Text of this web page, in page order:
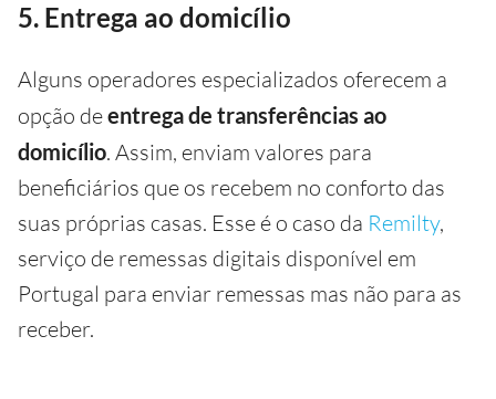
5. Entrega ao domicílio
Alguns operadores especializados oferecem a
opção deentrega de transferências ao
domicílio. Assim, enviam valores para
beneficiários que os recebem no conforto das
suas próprias casas. Esse é o caso da Remilty,
serviço de remessas digitais disponível em
Portugal para enviar remessas mas não para as
receber.